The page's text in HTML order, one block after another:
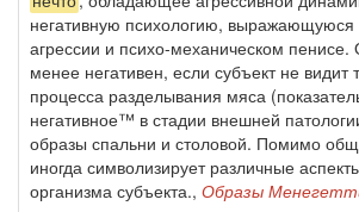
негативную психологию, выражающуюся
агрессии и психо-механическом пенисе.
менее негативен, если субъект не
про­цесса разделывания мяса
негативное™ в стадии внешней
образы спальни и столовой. Помимо
иногда символизирует различные
организма субъекта., Образы